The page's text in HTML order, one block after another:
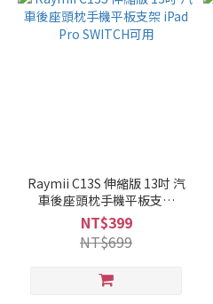
Raymii C13S 伸縮版 13吋 汽
車後座頭枕手機平板支架
iPad Pro SWITCH可用
NT$399
NT$699